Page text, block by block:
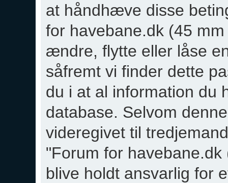
at håndhæve disse
for havebane.dk (45
ændre, flytte eller låse
såfremt vi finder dette
du i at al information du
database. Selvom
videregivet til
"Forum for
blive holdt ansvarlig for